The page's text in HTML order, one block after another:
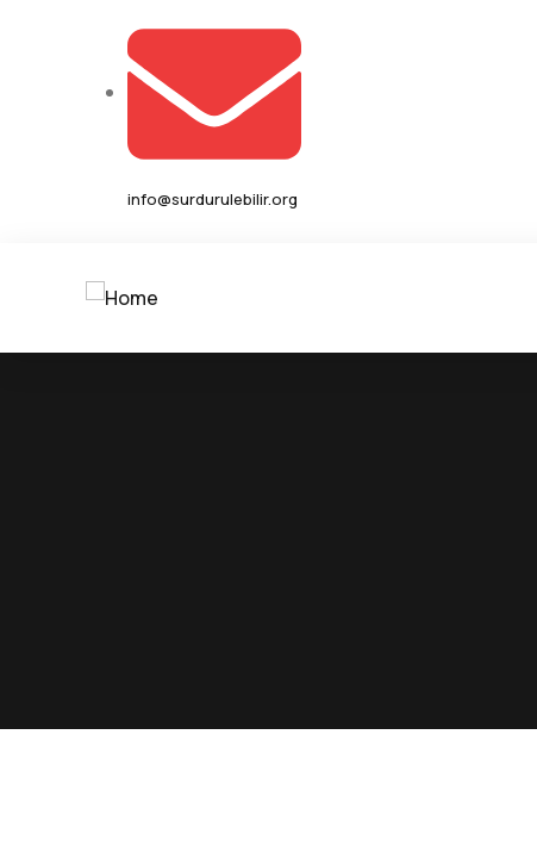
info@surdurulebilir.org